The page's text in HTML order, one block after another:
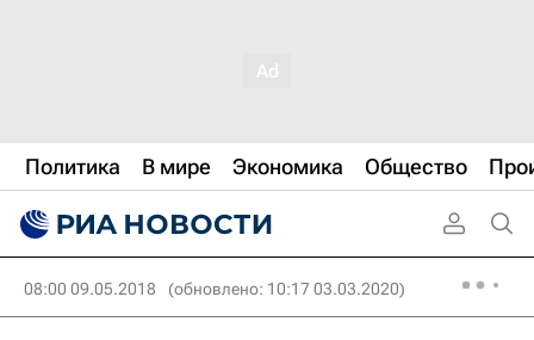
Политика В мире Экономика Общество
08:00 09.05.2018 (обновлено: 10:17 03.03.2020)